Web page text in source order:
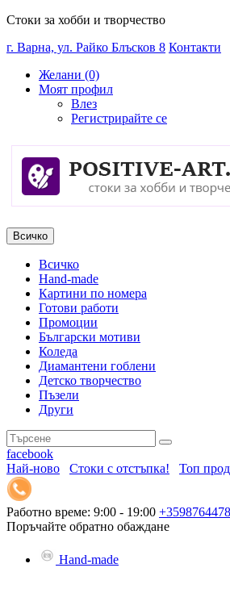
Стоки за хобби и творчество
г. Варна, ул. Райко Блъсков 8 Контакти
Желани (0)
Моят профил
Влез
Регистрирайте се
Всичко
Всичко
Hand-made
Картини по номера
Готови работи
Промоции
Български мотиви
Коледа
Диамантени гоблени
Детско творчество
Пъзели
Други
facebook
Най-ново
Стоки с отстъпка! Топ
Работно време: 9:00 - 19:00
Поръчайте обратно обаждане
Hand-made